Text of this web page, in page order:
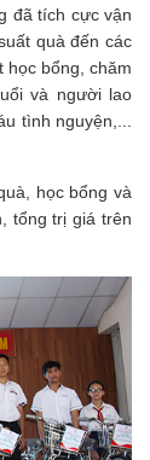
đã tích cực vận
quà đến các
học bổng, chăm
và người lao
tình nguyện,...
học bổng và
tổng trị giá trên